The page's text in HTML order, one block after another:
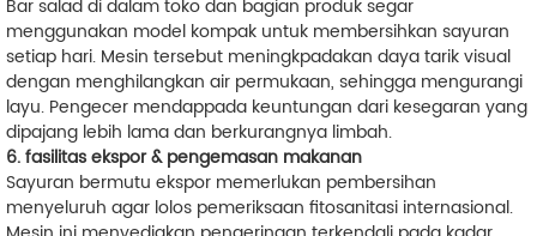
Bar salad di dalam toko dan bagian produk segar
menggunakan model kompak untuk membersihkan sayuran
setiap hari. Mesin tersebut meningkpadakan daya tarik visual
dengan menghilangkan air permukaan, sehingga mengurangi
layu. Pengecer mendappada keuntungan dari kesegaran yang
dipajang lebih lama dan berkurangnya limbah.
6. fasilitas ekspor & pengemasan makanan
Sayuran bermutu ekspor memerlukan pembersihan
menyeluruh agar lolos pemeriksaan fitosanitasi internasional.